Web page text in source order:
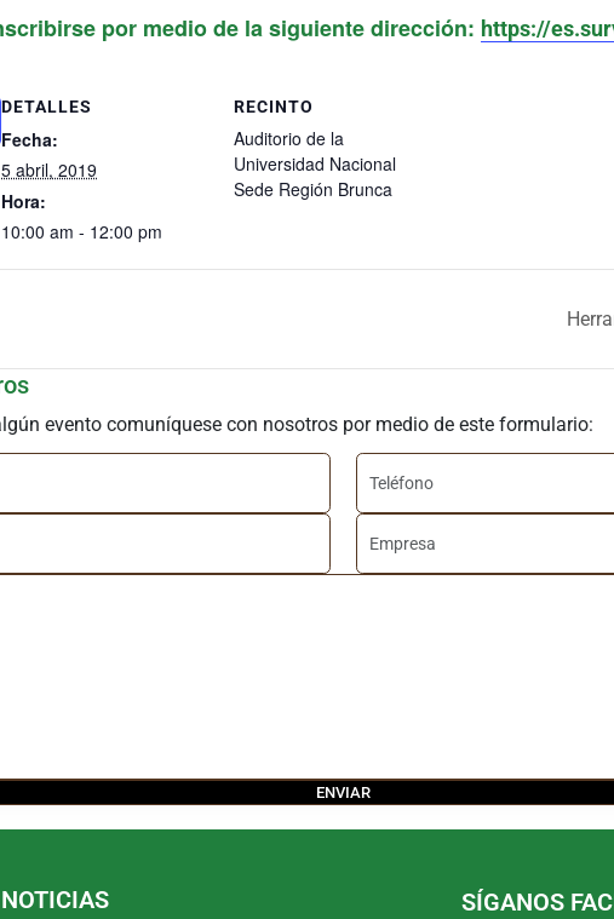
por medio de la siguiente dirección: https://
DETALLES
Fecha:
5 abril, 2019
Hora:
10:00 am - 12:00 pm
RECINTO
Auditorio de la
Universidad Nacional
Sede Región Brunca
evento comuníquese con nosotros por medio de este formulario:
NOTICIAS SÍGANOS